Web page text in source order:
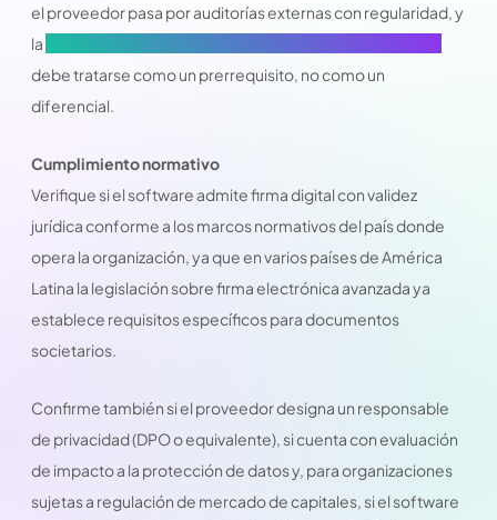
el proveedor pasa por auditorías externas con regularidad, y
la
debe tratarse como un prerrequisito, no como un
diferencial.
Cumplimiento normativo
Verifique si el software admite firma digital con validez
jurídica conforme a los marcos normativos del país donde
opera la organización, ya que en varios países de América
Latina la legislación sobre firma electrónica avanzada ya
establece requisitos específicos para documentos
societarios.
Confirme también si el proveedor designa un responsable
de privacidad (DPO o equivalente), si cuenta con evaluación
de impacto a la protección de datos y, para organizaciones
sujetas a regulación de mercado de capitales, si el software